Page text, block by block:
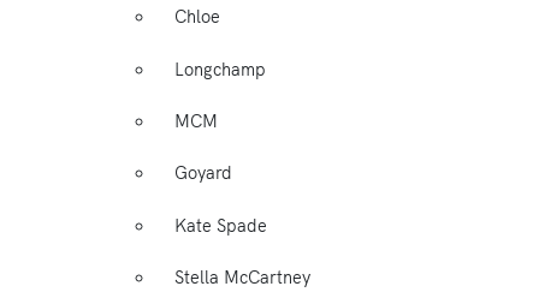
Chloe
Longchamp
MCM
Goyard
Kate Spade
Stella McCartney